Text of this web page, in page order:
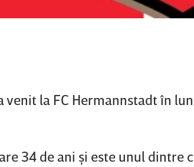
venit la FC Hermannstadt în
34 de ani şi este unul